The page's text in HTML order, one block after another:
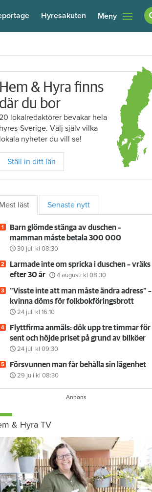
Hyresakuten Meny
Hem & Hyra finns
där du bor
lokalredaktörer bevakar hela
hyres-Sverige. Välj själv vilka
lokala nyheter du vill se!
Ställ in ditt län
Mest läst Senaste nytt
Barn glömde stänga av duschen –
mamman måste betala 300 000
30 juli kl 08:30
Larmade inte om spricka i duschen – vräks
efter 30 år
4 augusti kl 08:30
”Visste inte att man måste ändra adress” –
kvinna döms för folkbokföringsbrott
24 juli kl 16:10
Flyttfirma anmäls: dök upp tre timmar för
sent och höjde priset på grund av bilköer
24 juli kl 09:30
Försvunnen man får behålla sin lägenhet
29 juli kl 08:30
& Hyra TV